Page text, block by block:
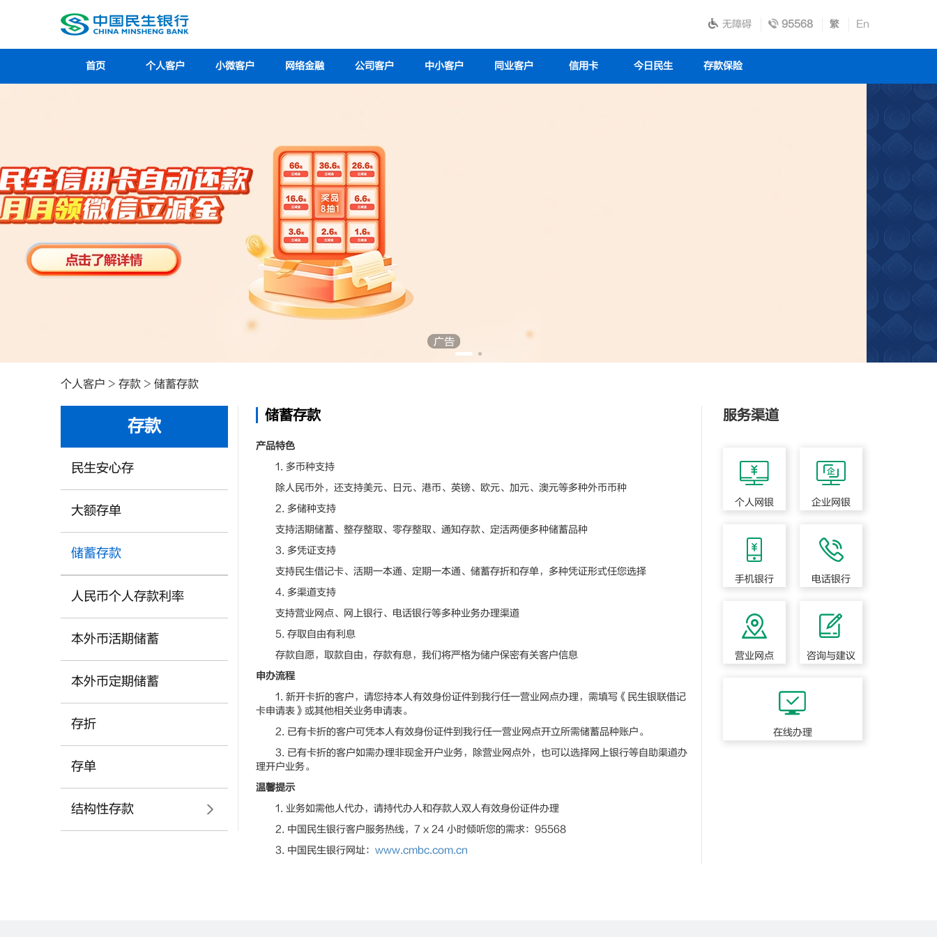
无障碍 95568 繁 En
首页 个人客户 小微客户 网络金融 公司客户 中小客户 同业客户 信用卡 今日民生 存款保险
个人客户 > 存款 > 储蓄存款
存款
民生安心存
大额存单
储蓄存款
人民币个人存款利率
本外币活期储蓄
本外币定期储蓄
存折
存单
结构性存款
储蓄存款
产品特色
1. 多币种支持
除人民币外，还支持美元、日元、港币、英镑、欧元、加元、澳元等多种外币币种
2. 多储种支持
支持活期储蓄、整存整取、零存整取、通知存款、定活两便多种储蓄品种
3. 多凭证支持
支持民生借记卡、活期一本通、定期一本通、储蓄存折和存单，多种凭证形式任您选择
4. 多渠道支持
支持营业网点、网上银行、电话银行等多种业务办理渠道
5. 存取自由有利息
存款自愿，取款自由，存款有息，我们将严格为储户保密有关客户信息
申办流程
1. 新开卡折的客户，请您持本人有效身份证件到我行任一营业网点办理，需填写《民生银联借记
卡申请表》或其他相关业务申请表。
2. 已有卡折的客户可凭本人有效身份证件到我行任一营业网点开立所需储蓄品种账户。
3. 已有卡折的客户如需办理非现金开户业务，除营业网点外，也可以选择网上银行等自助渠道办
理开户业务。
温馨提示
1. 业务如需他人代办，请持代办人和存款人双人有效身份证件办理
2. 中国民生银行客户服务热线，7 x 24 小时倾听您的需求：95568
3. 中国民生银行网址： www.cmbc.com.cn
服务渠道
个人网银 企业网银
手机银行 电话银行
营业网点 咨询与建议
在线办理